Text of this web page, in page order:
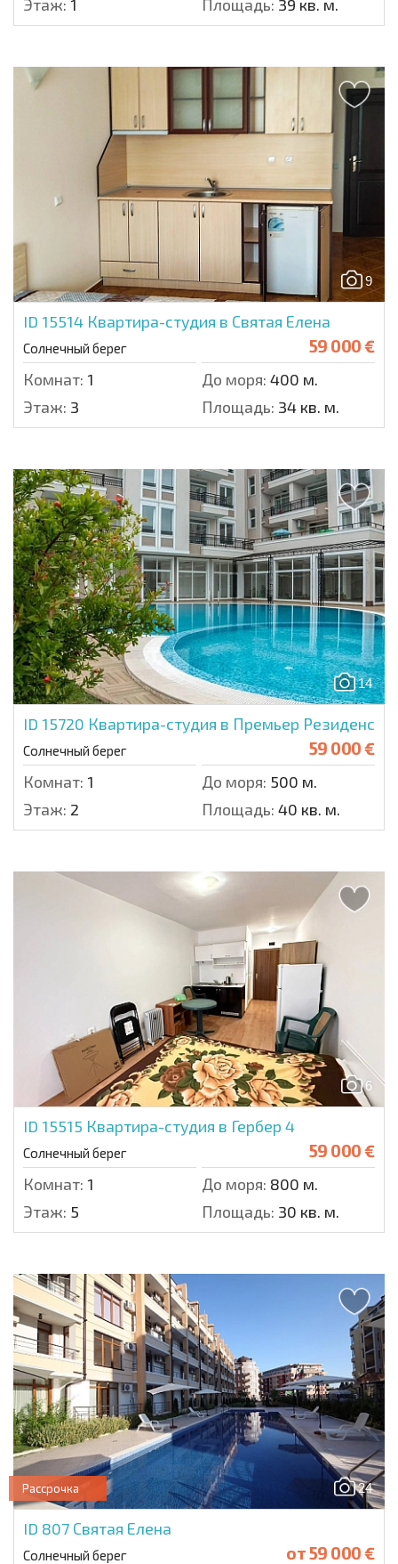
Этаж: 1 Площадь: 39 кв. м.
9
ID 15514 Квартира-студия в Святая Елена
Солнечный берег 59 000 €
Комнат: 1 До моря: 400 м.
Этаж: 3 Площадь: 34 кв. м.
14
ID 15720 Квартира-студия в Премьер Резиденс
Солнечный берег 59 000 €
Комнат: 1 До моря: 500 м.
Этаж: 2 Площадь: 40 кв. м.
6
ID 15515 Квартира-студия в Гербер 4
Солнечный берег 59 000 €
Комнат: 1 До моря: 800 м.
Этаж: 5 Площадь: 30 кв. м.
24
Рассрочка
ID 807 Святая Елена
Солнечный берег от59 000 €